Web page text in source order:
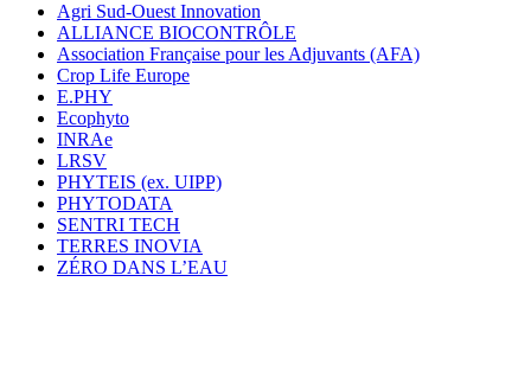
Agri Sud-Ouest Innovation
ALLIANCE BIOCONTRÔLE
Association Française pour les Adjuvants (AFA)
Crop Life Europe
E.PHY
Ecophyto
INRAe
LRSV
PHYTEIS (ex. UIPP)
PHYTODATA
SENTRI TECH
TERRES INOVIA
ZÉRO DANS L’EAU